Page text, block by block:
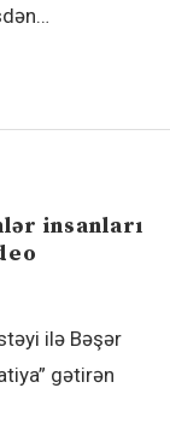
insanları
ilə Bəşər
gətirən